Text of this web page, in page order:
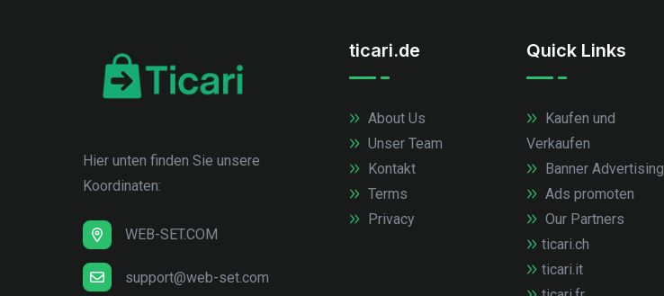
Hier unten finden Sie unsere
Koordinaten:
WEB-SET.COM
support@web-set.com
ticari.de
About Us
Unser Team
Kontakt
Terms
Privacy
Quick Links
Kaufen und
Verkaufen
Banner Advertising
Ads promoten
Our Partners
ticari.ch
ticari.it